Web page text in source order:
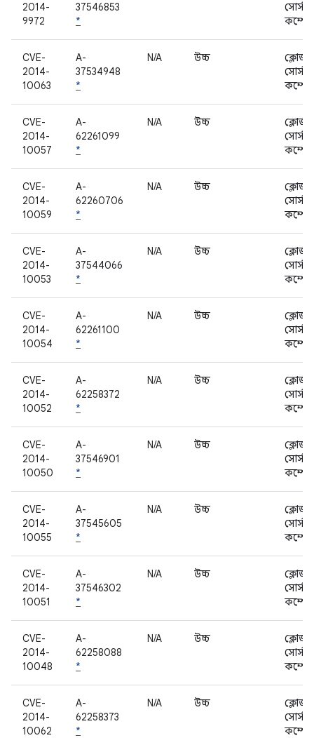
2014-
9972
37546853
*
সোর্স
CVE-
2014-
10063
A-
37534948
*
N/A উচ্চ
ক্লোজড
সোর্স
CVE-
2014-
10057
A-
62261099
*
N/A উচ্চ
ক্লোজড
সোর্স
CVE-
2014-
10059
A-
62260706
*
N/A উচ্চ
ক্লোজড
সোর্স
CVE-
2014-
10053
A-
37544066
*
N/A উচ্চ
ক্লোজড
সোর্স
CVE-
2014-
10054
A-
62261100
*
N/A উচ্চ
ক্লোজড
সোর্স
CVE-
2014-
10052
A-
62258372
*
N/A উচ্চ
ক্লোজড
সোর্স
CVE-
2014-
10050
A-
37546901
*
N/A উচ্চ
ক্লোজড
সোর্স
CVE-
2014-
10055
A-
37545605
*
N/A উচ্চ
ক্লোজড
সোর্স
CVE-
2014-
10051
A-
37546302
*
N/A উচ্চ
ক্লোজড
সোর্স
CVE-
2014-
10048
A-
62258088
*
N/A উচ্চ
ক্লোজড
সোর্স
CVE-
2014-
10062
A-
62258373
*
N/A উচ্চ
ক্লোজড
সোর্স